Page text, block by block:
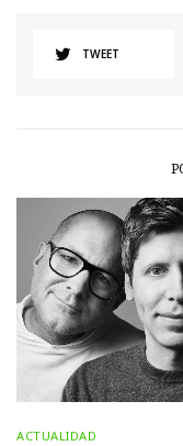
TWEET
ACTUALIDAD